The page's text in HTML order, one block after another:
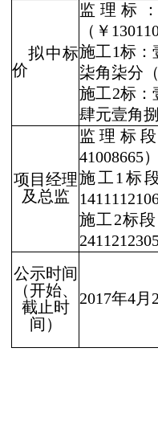
拟中标
价
监理标
（￥
施工1标：
柒角柒分
施工2标：
肆元壹角
项目经理
及总监
监理标
41008665）
施工1 标
施工2标
公示时间
（开始、
截止时
间）
2017年4月